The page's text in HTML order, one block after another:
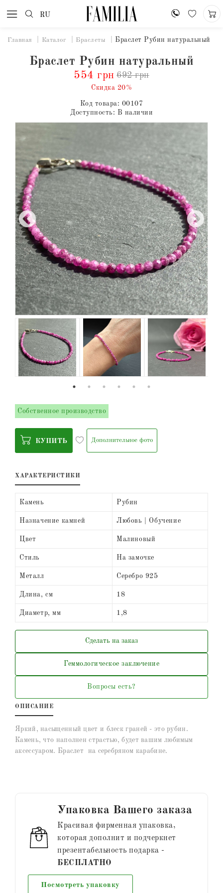
RU
Главная Каталог Браслеты Браслет Рубин натуральный
Браслет Рубин натуральный
554 грн 692 грн
Скидка 20%
Код товара: 00107
Доступность: В наличии
Собственное производство
КУПИТЬ Дополнительное фото
ХАРАКТЕРИСТИКИ
Камень Рубин
Назначение камней Любовь | Обучение
Цвет Малиновый
Стиль На замочке
Металл Серебро 925
Длина, см 18
Диаметр, мм 1,8
Сделать на заказ
Геммологическое заключение
Вопросы есть?
ОПИСАНИЕ
Яркий, насыщенный цвет и блеск граней - это рубин.
Камень, что наполнен страстью, будет вашим любимым
аксессуаром. Браслет на серебряном карабине.
Упаковка Вашего заказа
Красивая фирменная упаковка,
которая дополнит и подчеркнет
презентабельность подарка -
БЕСПЛАТНО
Посмотреть упаковку